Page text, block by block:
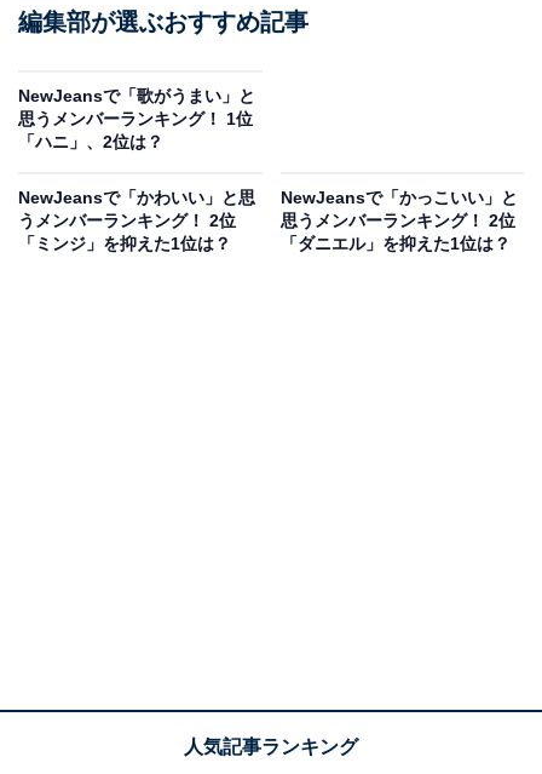
編集部が選ぶおすすめ記事
NewJeansで「歌がうまい」と
思うメンバーランキング！ 1位
「ハニ」、2位は？
NewJeansで「かわいい」と思
うメンバーランキング！ 2位
「ミンジ」を抑えた1位は？
NewJeansで「かっこいい」と
思うメンバーランキング！ 2位
「ダニエル」を抑えた1位は？